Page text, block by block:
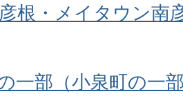
根・メイタウン南
一部（小泉町の一